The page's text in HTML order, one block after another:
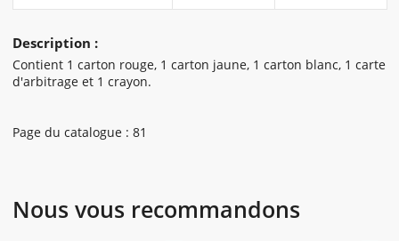
Description :
Contient 1 carton rouge, 1 carton jaune, 1 carton blanc, 1 carte
d'arbitrage et 1 crayon.
Page du catalogue : 81
Nous vous recommandons